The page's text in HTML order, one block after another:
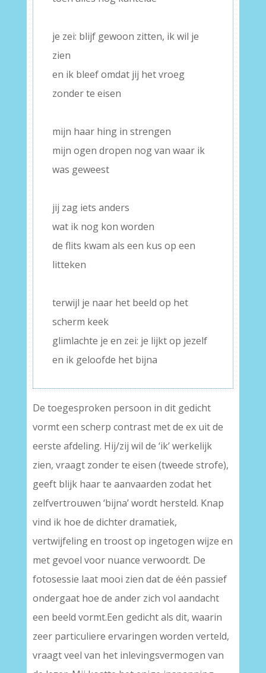
je zei: blijf gewoon zitten, ik wil je
zien
en ik bleef omdat jij het vroeg
zonder te eisen
mijn haar hing in strengen
mijn ogen dropen nog van waar ik
was geweest
jij zag iets anders
wat ik nog kon worden
de flits kwam als een kus op een
litteken
terwijl je naar het beeld op het
scherm keek
glimlachte je en zei: je lijkt op jezelf
en ik geloofde het bijna
De toegesproken persoon in dit gedicht
vormt een scherp contrast met de ex uit de
eerste afdeling. Hij/zij wil de ‘ik’ werkelijk
zien, vraagt zonder te eisen (tweede strofe),
geeft blijk haar te aanvaarden zodat het
zelfvertrouwen ‘bijna’ wordt hersteld. Knap
vind ik hoe de dichter dramatiek,
vertwijfeling en troost op ingetogen wijze en
met gevoel voor nuance verwoordt. De
fotosessie laat mooi zien dat de één passief
ondergaat hoe de ander zich vol aandacht
een beeld vormt.Een gedicht als dit, waarin
zeer particuliere ervaringen worden verteld,
vraagt veel van het inlevingsvermogen van